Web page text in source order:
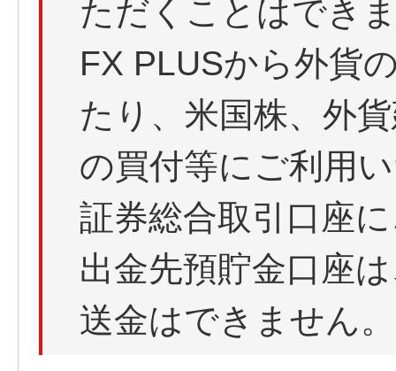
ただくことはでき
FX PLUSから外貨
たり、米国株、外
の買付等にご利用
証券総合取引口座
出金先預貯金口座
送金はできません。